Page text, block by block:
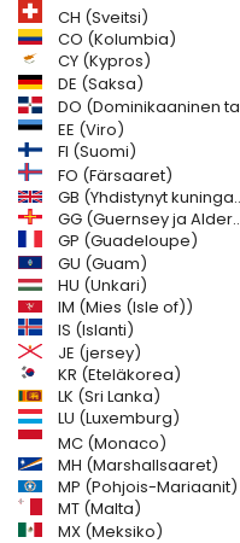
CH (Sveitsi)
CO (Kolumbia)
CY (Kypros)
DE (Saksa)
DO (Dominikaaninen tasavalta)
EE (Viro)
FI (Suomi)
FO (Färsaaret)
GB (Yhdistynyt kuningaskunta)
GG (Guernsey ja Alderney)
GP (Guadeloupe)
GU (Guam)
HU (Unkari)
IM (Mies (Isle of))
IS (Islanti)
JE (jersey)
KR (Eteläkorea)
LK (Sri Lanka)
LU (Luxemburg)
MC (Monaco)
MH (Marshallsaaret)
MP (Pohjois-Mariaanit)
MT (Malta)
MX (Meksiko)